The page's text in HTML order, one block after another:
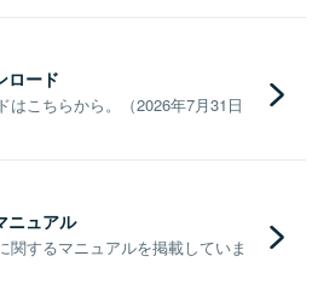
ロード
はこちらから。（2026年7月31日
ニュアル
関するマニュアルを掲載していま